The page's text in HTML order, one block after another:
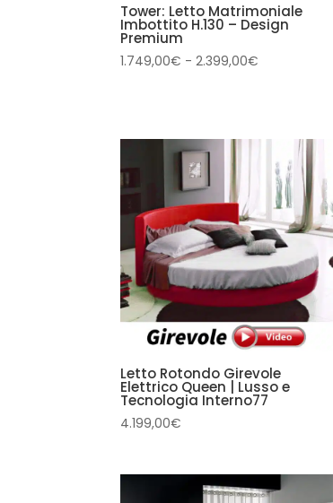
Tower: Letto Matrimoniale
Imbottito H.130 – Design
Premium
1.749,00€ - 2.399,00€
1.749,00€
2.399,00€
Letto Rotondo Girevole
Elettrico Queen | Lusso e
Tecnologia Interno77
4.199,00€